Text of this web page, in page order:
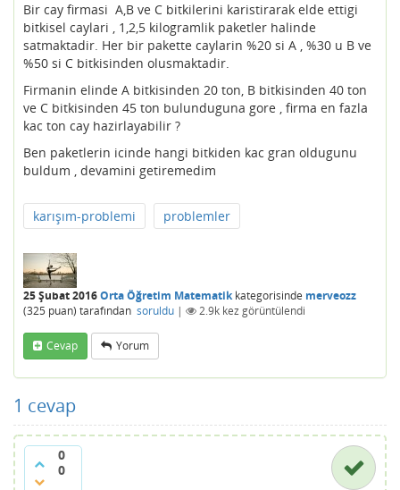
Bir cay firmasi A,B ve C bitkilerini karistirarak elde ettigi
bitkisel caylari , 1,2,5 kilogramlik paketler halinde
satmaktadir. Her bir pakette caylarin %20 si A , %30 u B ve
%50 si C bitkisinden olusmaktadir.
Firmanin elinde A bitkisinden 20 ton, B bitkisinden 40 ton
ve C bitkisinden 45 ton bulunduguna gore , firma en fazla
kac ton cay hazirlayabilir ?
Ben paketlerin icinde hangi bitkiden kac gran oldugunu
buldum , devamini getiremedim
karışım-problemi problemler
25 Şubat 2016Orta Öğretim Matematikkategorisinde merveozz
(325 puan) tarafından soruldu | 2.9k kez görüntülendi
Cevap Yorum
1 cevap
0
0